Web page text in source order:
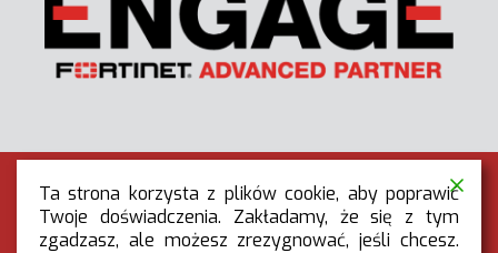
RODO |POLITYKA PRYWATNOŚCI
Ta strona korzysta z plików cookie, aby poprawić
Twoje doświadczenia. Zakładamy, że się z tym
zgadzasz, ale możesz zrezygnować, jeśli chcesz.